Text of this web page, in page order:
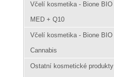
Včelí kosmetika - Bione BIO
MED + Q10
Včelí kosmetika - Bione BIO
Cannabis
Ostatní kosmetické produkty